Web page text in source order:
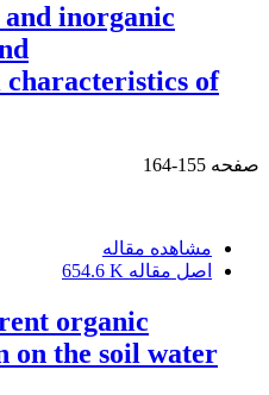
inorganic
of
صفحه 155-164
مشاهده مقاله
اصل مقاله 654.6 K
organic
on the soil water